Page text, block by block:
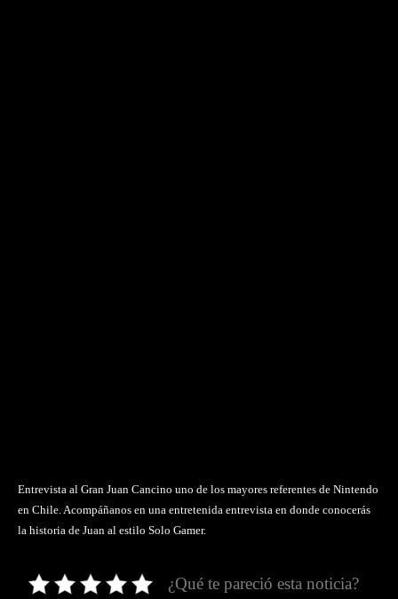
Entrevista al Gran Juan Cancino uno de los mayores referentes de Nintendo
en Chile. Acompáñanos en una entretenida entrevista en donde conocerás
la historia de Juan al estilo Solo Gamer.
¿Qué te pareció esta noticia?